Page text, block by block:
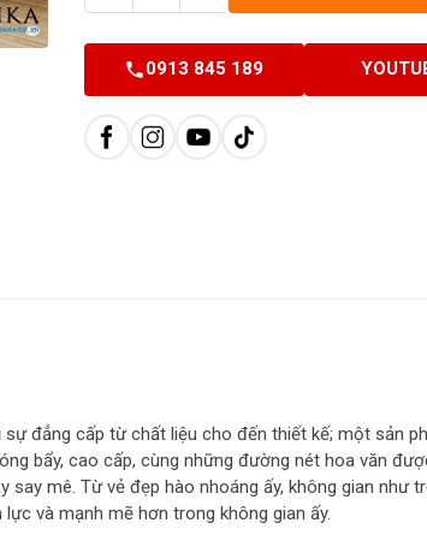
0913 845 189
đẳng cấp từ chất liệu cho đến thiết kế; một sản
bẩy, cao cấp, cùng những đường nét hoa văn
mê. Từ vẻ đẹp hào nhoáng ấy, không gian như
và mạnh mẽ hơn trong không gian ấy.